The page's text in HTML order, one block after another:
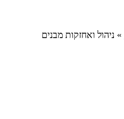
» ניהול ואחזקות מבנים